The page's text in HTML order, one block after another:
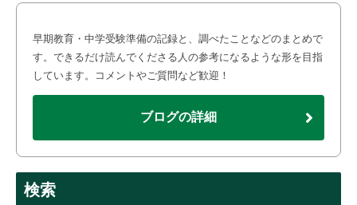
早期教育・中学受験準備の記録と、調べたことなどのまとめで
す。できるだけ読んでくださる人の参考になるような形を目指
しています。コメントやご質問など歓迎！
ブログの詳細
検索